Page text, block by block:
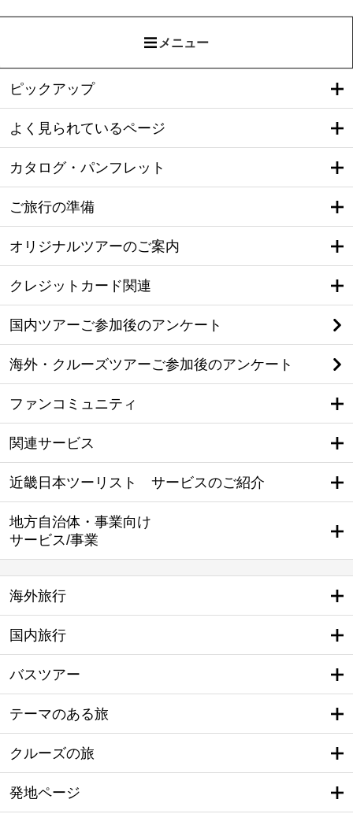
メニュー
ピックアップ
よく見られているページ
カタログ・パンフレット
ご旅行の準備
オリジナルツアーのご案内
クレジットカード関連
国内ツアーご参加後のアンケート
海外・クルーズツアーご参加後のアンケート
ファンコミュニティ
関連サービス
近畿日本ツーリスト サービスのご紹介
地方自治体・事業向け
サービス/事業
海外旅行
国内旅行
バスツアー
テーマのある旅
クルーズの旅
発地ページ